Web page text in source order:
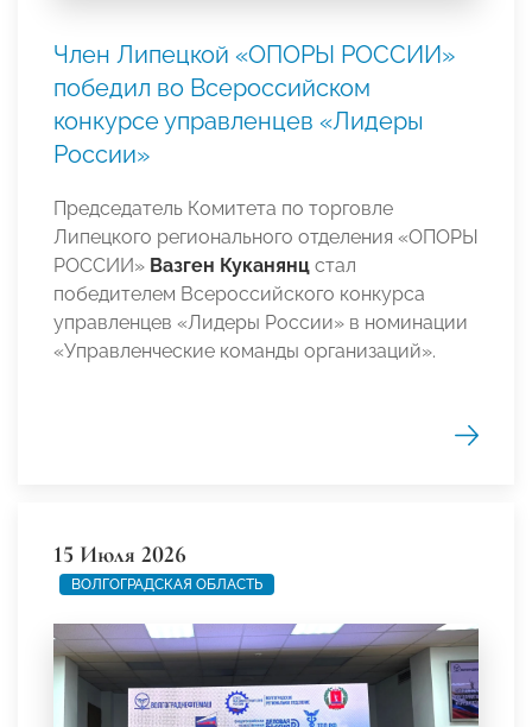
Член Липецкой «ОПОРЫ РОССИИ»
победил во Всероссийском
конкурсе управленцев «Лидеры
России»
Председатель Комитета по торговле
Липецкого регионального отделения «ОПОРЫ
РОССИИ» Вазген Куканянц стал
победителем Всероссийского конкурса
управленцев «Лидеры России» в номинации
«Управленческие команды организаций».
15 Июля 2026
ВОЛГОГРАДСКАЯ ОБЛАСТЬ